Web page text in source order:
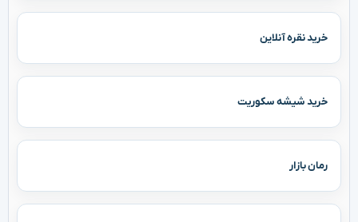
خرید نقره آنلاین
خرید شیشه سکوریت
رمان بازار